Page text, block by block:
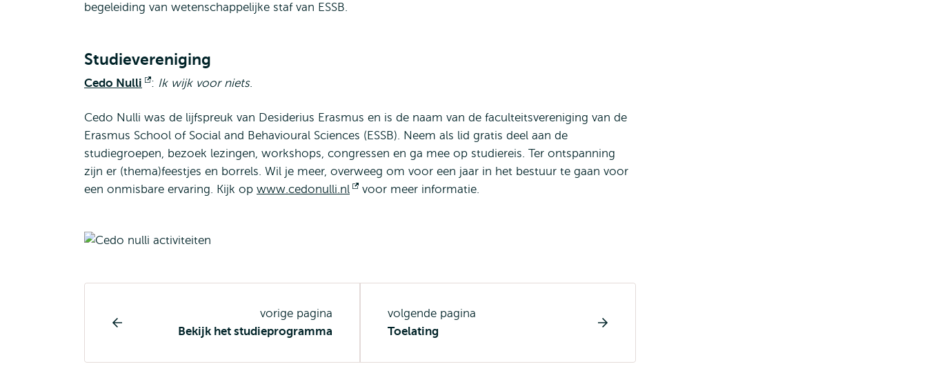
begeleiding van wetenschappelijke staf van ESSB.
Studievereniging
Cedo Nulli
Opent
: Ik wijk voor niets.
Cedo Nulli was de lijfspreuk van Desiderius Erasmus en is de naam van de faculteitsvereniging van de
Erasmus School of Social and Behavioural Sciences (ESSB). Neem als lid gratis deel aan de
studiegroepen, bezoek lezingen, workshops, congressen en ga mee op studiereis. Ter ontspanning
zijn er (thema)feestjes en borrels. Wil je meer, overweeg om voor een jaar in het bestuur te gaan voor
een onmisbare ervaring. Kijk op www.cedonulli.nl
Opent
voor meer informatie.
pagina
vorige pagina
Bekijk het studieprogramma
volgende pagina
Toelating